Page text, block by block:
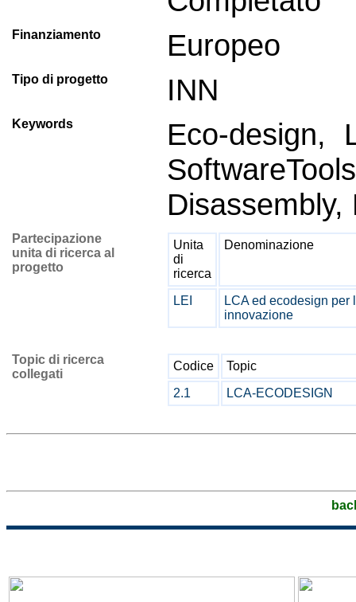
Finanziamento Europeo
Tipo di progetto INN
Keywords
Eco-design,
Disassembly,
Partecipazione
unita di ricerca al
progetto
Unita
di
ricerca
Denominazione
LEI
LCA ed ecodesign per
innovazione
Topic di ricerca
collegati
Codice
Topic
2.1
LCA-ECODESIGN